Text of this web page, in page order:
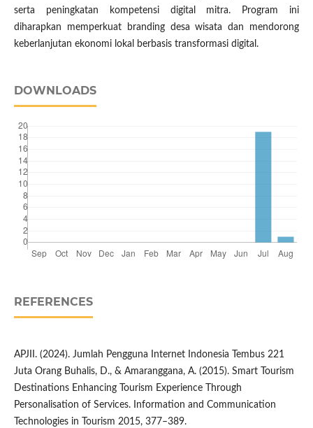
serta peningkatan kompetensi digital mitra. Program ini
diharapkan memperkuat branding desa wisata dan mendorong
keberlanjutan ekonomi lokal berbasis transformasi digital.
DOWNLOADS
REFERENCES
APJII. (2024). Jumlah Pengguna Internet Indonesia Tembus 221
Juta Orang Buhalis, D., & Amaranggana, A. (2015). Smart Tourism
Destinations Enhancing Tourism Experience Through
Personalisation of Services. Information and Communication
Technologies in Tourism 2015, 377–389.